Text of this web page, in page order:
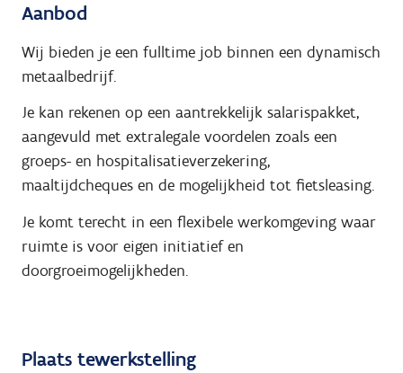
Aanbod
Wij bieden je een fulltime job binnen een dynamisch
metaalbedrijf.
Je kan rekenen op een aantrekkelijk salarispakket,
aangevuld met extralegale voordelen zoals een
groeps- en hospitalisatieverzekering,
maaltijdcheques en de mogelijkheid tot fietsleasing.
Je komt terecht in een flexibele werkomgeving waar
ruimte is voor eigen initiatief en
doorgroeimogelijkheden.
Plaats tewerkstelling